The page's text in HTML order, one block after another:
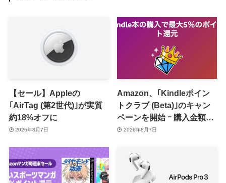
【セール】Appleの
｢AirTag (第2世代)｣が実質
約18%オフに
2026年8月7日
Amazon、｢Kindleポイン
トクラブ (Beta)｣のキャン
ペーンを開始 ｰ 購入金額に
応じて来月のポイント還元
2026年8月7日